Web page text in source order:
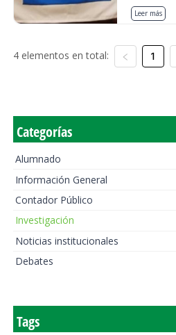
Leer más
4 elementos en total: 1
Categorías
Alumnado
Información General
Contador Público
Investigación
Noticias institucionales
Debates
Tags